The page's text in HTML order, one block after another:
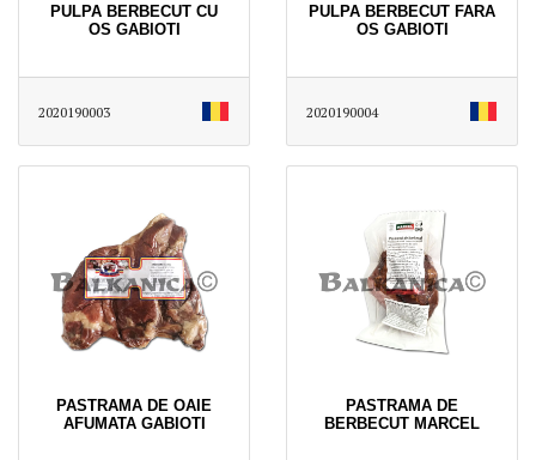
PULPA BERBECUT CU
OS GABIOTI
2020190003
PULPA BERBECUT FARA
OS GABIOTI
2020190004
PASTRAMA DE OAIE
AFUMATA GABIOTI
PASTRAMA DE
BERBECUT MARCEL